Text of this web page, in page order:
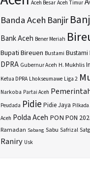
Aceh BesarAceh Timur
Banda Aceh Banjir
Bank Aceh Bener Meriah
Bupati Bireuen Bustami Bustami
DPRA Gubernur Aceh H. Mukhlis
Ketua DPRA Lhokseumawe Liga 2
Narkoba Partai Aceh
Peudada Pidie Pidie Jaya Pilkada
Aceh Polda Aceh PON PON
Ramadan Sabang Sabu Safrizal
Raniry Usk